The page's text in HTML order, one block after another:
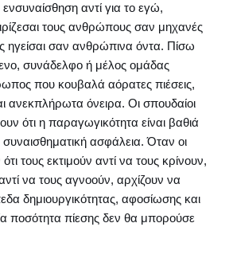
ενσυναίσθηση αντί για το εγώ,
τους ανθρώπους σαν μηχανές
ηγείσαι σαν ανθρώπινα όντα. Πίσω
συνάδελφο ή μέλος ομάδας
που κουβαλά αόρατες πιέσεις,
ανεκπλήρωτα όνειρα. Οι σπουδαίοι
ότι η παραγωγικότητα είναι βαθιά
ασφάλεια. Όταν οι
τους εκτιμούν αντί να τους κρίνουν,
να τους αγνοούν, αρχίζουν να
δημιουργικότητας, αφοσίωσης και
ποσότητα πίεσης δεν θα μπορούσε